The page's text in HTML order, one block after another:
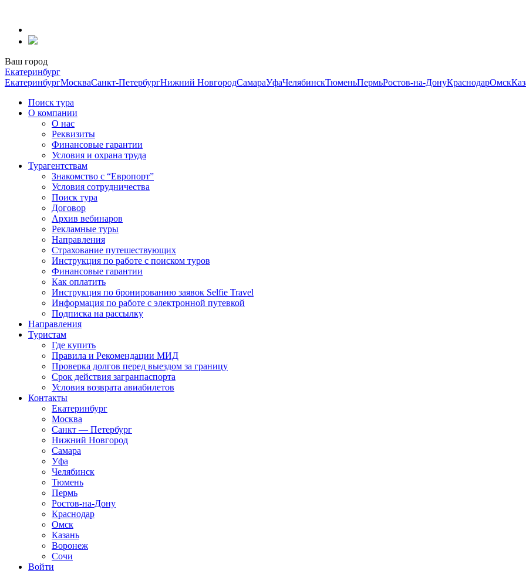
содержанию
Ваш город
Екатеринбург
ЕкатеринбургМоскваСанкт-ПетербургНижний НовгородСамараУфаЧелябинскТюменьПермьРостов-на-ДонуКраснодарОмск
Поиск тура
О компании
О нас
Реквизиты
Финансовые гарантии
Условия и охрана труда
Турагентствам
Знакомство с “Европорт”
Условия сотрудничества
Поиск тура
Договор
Архив вебинаров
Рекламные туры
Направления
Страхование путешествующих
Инструкция по работе с поиском туров
Финансовые гарантии
Как оплатить
Инструкция по бронированию заявок Selfie Travel
Информация по работе с электронной путевкой
Подписка на рассылку
Направления
Туристам
Где купить
Правила и Рекомендации МИД
Проверка долгов перед выездом за границу
Срок действия загранпаспорта
Условия возврата авиабилетов
Контакты
Екатеринбург
Москва
Санкт — Петербург
Нижний Новгород
Самара
Уфа
Челябинск
Тюмень
Пермь
Ростов-на-Дону
Краснодар
Омск
Казань
Воронеж
Сочи
Войти